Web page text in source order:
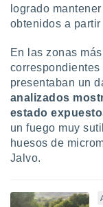
logrado
obtenidos a
En las zonas
presentaban un
analizados
estado
un fuego muy
huesos de
Jalvo.